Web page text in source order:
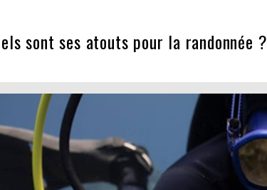
sont ses atouts pour la randonnée ?